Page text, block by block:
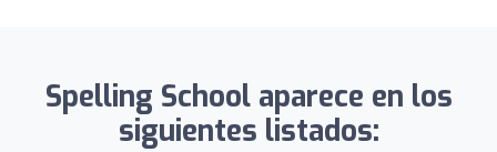
Spelling School aparece en los
siguientes listados: